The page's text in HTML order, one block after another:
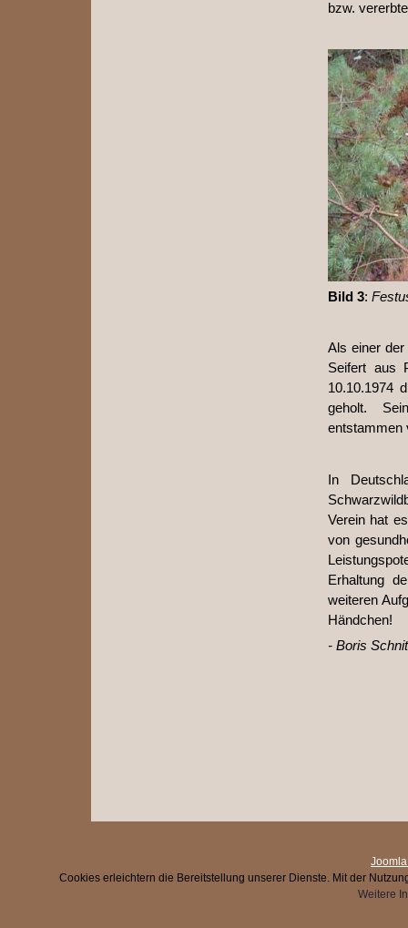
bzw.
Bild 3:
Als einer
Seifert aus
10.10.1974
geholt.
entstammen
In
Verein hat
von
Erhaltung
weiteren
Händchen!
- Boris
Cookies erleichtern die Bereitstellung unserer Dienste. Mit der
Weitere